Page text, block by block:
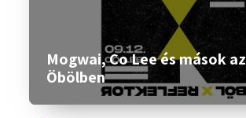
Mogwai, Co Lee és mások az
Öbölben